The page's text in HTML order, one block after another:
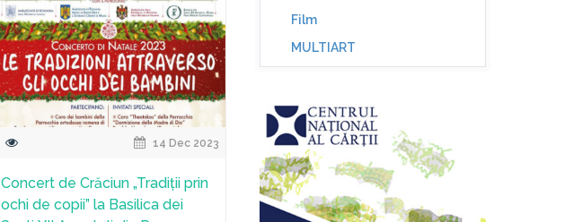
14 Dec 2023
Concert de Crăciun „Tradiții prin
ochi de copii” la Basilica dei
Film
MULTIART